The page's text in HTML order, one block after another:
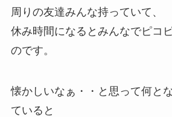
周りの友達みんな持っていて、
休み時間になるとみんなでピコ
のです。
懐かしいなぁ・・と思って何と
ていると